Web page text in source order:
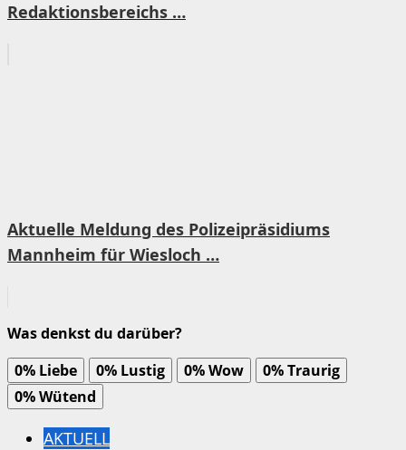
Redaktionsbereichs …
Aktuelle Meldung des Polizeipräsidiums
Mannheim für Wiesloch …
Was denkst du darüber?
0% Liebe 0% Lustig 0%Wow 0%Traurig
0%Wütend
AKTUELL